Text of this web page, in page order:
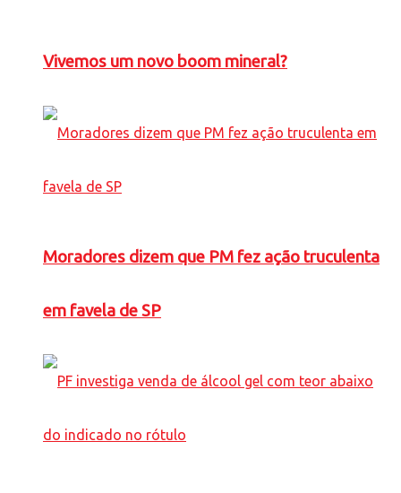
Vivemos um novo boom mineral?
Moradores dizem que PM fez ação truculenta
em favela de SP